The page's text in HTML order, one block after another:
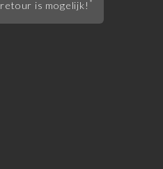
retour is mogelijk! *